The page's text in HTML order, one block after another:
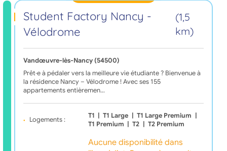
Student Factory Nancy -
Vélodrome
(1,5
km)
Vandœuvre-lès-Nancy (54500)
Prêt·e à pédaler vers la meilleure vie étudiante ? Bienvenue à
la résidence Nancy – Vélodrome ! Avec ses 155
appartements entièremen…
Logements :
T1 T1 Large T1 Large Premium
T1 Premium
T2 T2 Premium
Aucune disponibilité dans